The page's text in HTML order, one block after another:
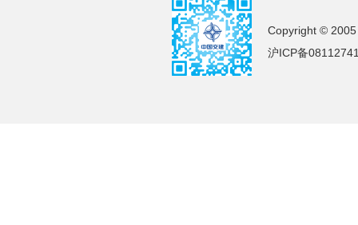
Copyright ©
沪ICP备